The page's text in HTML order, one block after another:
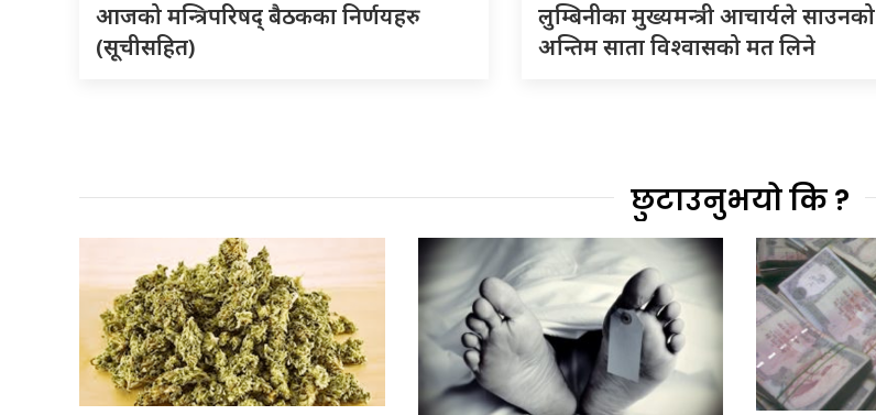
आजको मन्त्रिपरिषद् बैठकका निर्णयहरु
(सूचीसहित)
लुम्बिनीका मुख्यमन्त्री आचार्यले साउनको
अन्तिम साता विश्वासको मत लिने
छुटाउनुभयो कि ?